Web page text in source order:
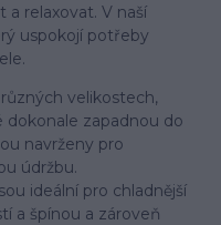
a relaxovat. V naší
uspokojí potřeby
velikostech,
zapadnou do
navrženy pro
údržbu.
ideální pro chladnější
a špínou a zároveň